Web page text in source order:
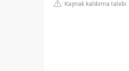
Kaynak kaldırma talebi